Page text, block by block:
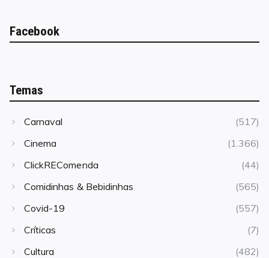
Facebook
Temas
Carnaval
(517)
Cinema
(1.366)
ClickREComenda
(44)
Comidinhas & Bebidinhas
(565)
Covid-19
(557)
Críticas
(7)
Cultura
(482)